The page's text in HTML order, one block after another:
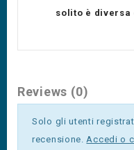
solito è
Reviews (0)
Solo gli utenti
recensione.Accedi o